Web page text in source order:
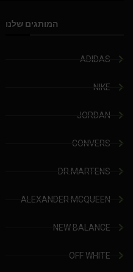
המותגים שלנו
ADIDAS
NIKE
JORDAN
CONVERS
DR.MARTENS
ALEXANDER MCQUEEN
NEW BALANCE
OFF WHITE